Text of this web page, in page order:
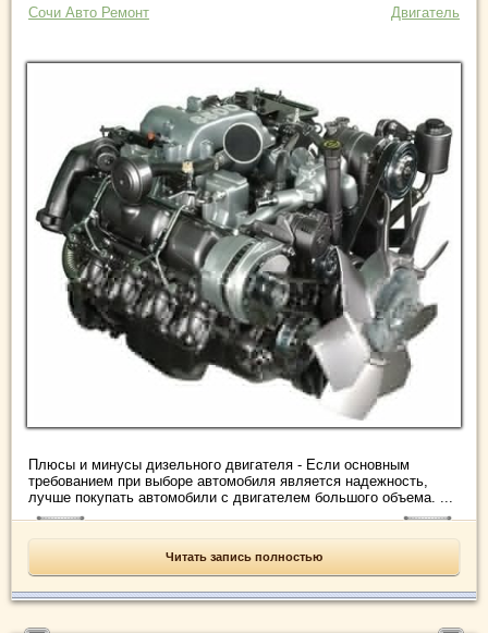
Сочи Авто Ремонт Двигатель
Плюсы и минусы дизельного двигателя - Если основным
требованием при выборе автомобиля является надежность,
лучше покупать автомобили с двигателем большого объема. ...
Читать запись полностью